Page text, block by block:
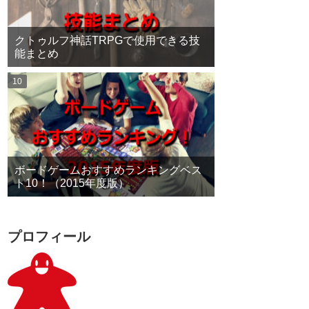
クトゥルフ神話TRPGで使用できる技
能まとめ
ボードゲームおすすめランキングベス
ト10！（2015年度版）
プロフィール